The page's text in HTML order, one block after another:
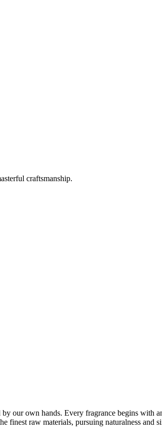
craftsmanship.
our own hands. Every fragrance begins with
finest raw materials, pursuing naturalness